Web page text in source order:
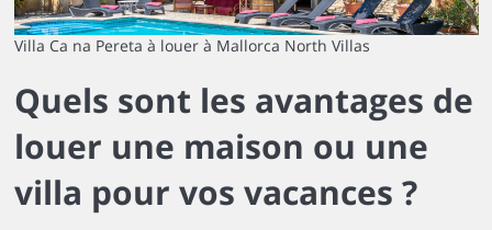
Villa Ca na Pereta à louer à Mallorca North Villas
Quels sont les avantages de
louer une maison ou une
villa pour vos vacances ?